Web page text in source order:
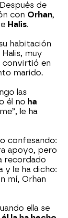
de
con Orhan,
Halis.
habitación
muy
convirtió en
marido.
las
él no ha
le ha
confesando:
apoyo, pero
recordado
y le ha dicho:
mí, Orhan
ella se